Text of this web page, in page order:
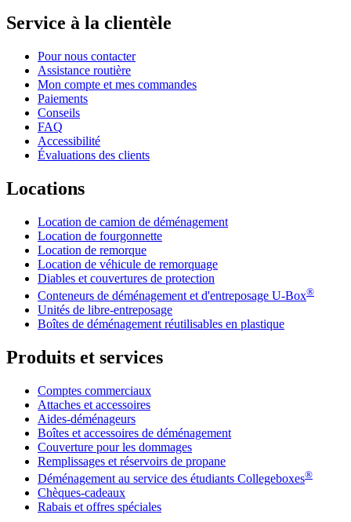
Service à la clientèle
Pour nous contacter
Assistance routière
Mon compte et mes commandes
Paiements
Conseils
FAQ
Accessibilité
Évaluations des clients
Locations
Location de camion de déménagement
Location de fourgonnette
Location de remorque
Location de véhicule de remorquage
Diables et couvertures de protection
Conteneurs de déménagement et d'entreposage U-Box®
Unités de libre-entreposage
Boîtes de déménagement réutilisables en plastique
Produits et services
Comptes commerciaux
Attaches et accessoires
Aides-déménageurs
Boîtes et accessoires de déménagement
Couverture pour les dommages
Remplissages et réservoirs de propane
Déménagement au service des étudiants Collegeboxes®
Chèques-cadeaux
Rabais et offres spéciales